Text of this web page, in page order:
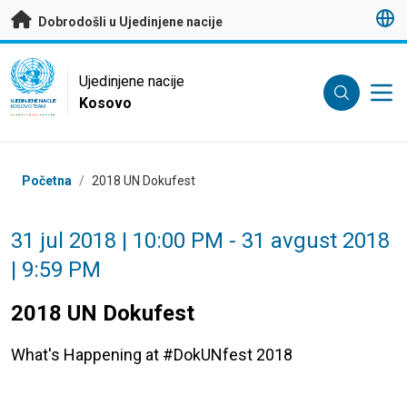
Preskoči na glavni sadržaj
Dobrodošli u Ujedinjene nacije
UN Logo
UJEDINJENE NACIJE
KOSOVO TEAM
Ujedinjene nacije
Kosovo
Breadcrumb
Početna / 2018 UN Dokufest
31 jul 2018 | 10:00 PM - 31 avgust 2018
| 9:59 PM
2018 UN Dokufest
What's Happening at #DokUNfest 2018